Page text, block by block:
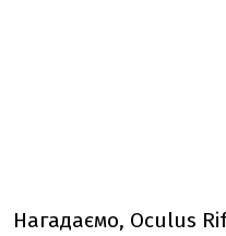
Нагадаємо, Oculus